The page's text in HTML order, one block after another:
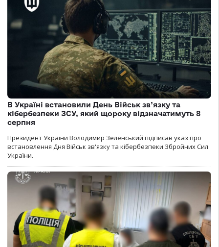
В Україні встановили День Військ зв’язку та
кібербезпеки ЗСУ, який щороку відзначатимуть 8
серпня
Президент України Володимир Зеленський підписав указ про
встановлення Дня Військ зв'язку та кібербезпеки Збройних Сил
України.